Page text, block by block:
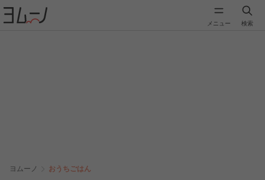
メニュー 検索
ヨムーノ おうちごはん